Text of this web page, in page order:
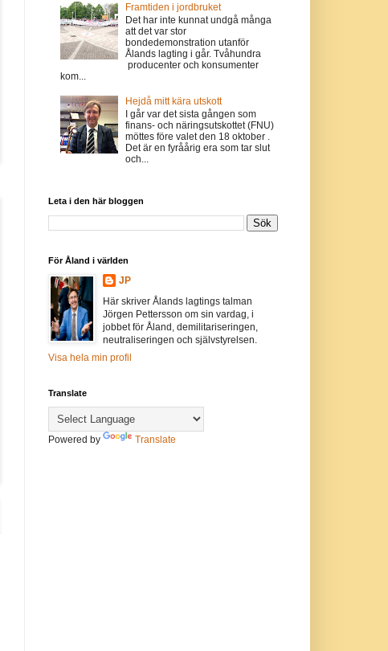
Framtiden i jordbruket
Det har inte kunnat undgå många
att det var stor
bondedemonstration utanför
Ålands lagting i går. Tvåhundra
producenter och konsumenter
kom...
Hejdå mitt kära utskott
I går var det sista gången som
finans- och näringsutskottet (FNU)
möttes före valet den 18 oktober .
Det är en fyråårig era som tar slut
och...
Leta i den här bloggen
För Åland i världen
JP
Här skriver Ålands lagtings talman
Jörgen Pettersson om sin vardag, i
jobbet för Åland, demilitariseringen,
neutraliseringen och självstyrelsen.
Visa hela min profil
Translate
Powered by Translate